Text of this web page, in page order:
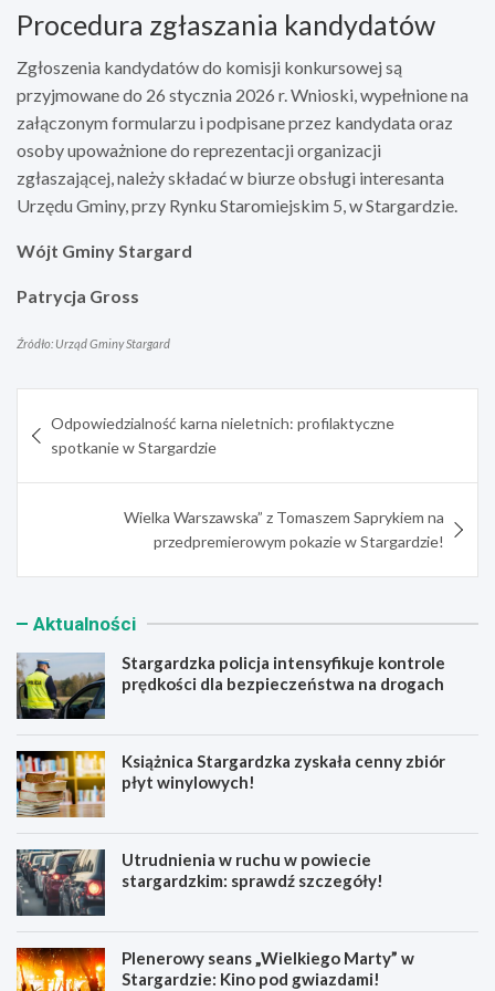
Procedura zgłaszania kandydatów
Zgłoszenia kandydatów do komisji konkursowej są
przyjmowane do 26 stycznia 2026 r. Wnioski, wypełnione na
załączonym formularzu i podpisane przez kandydata oraz
osoby upoważnione do reprezentacji organizacji
zgłaszającej, należy składać w biurze obsługi interesanta
Urzędu Gminy, przy Rynku Staromiejskim 5, w Stargardzie.
Wójt Gminy Stargard
Patrycja Gross
Źródło: Urząd Gminy Stargard
wpisu
Odpowiedzialność karna nieletnich: profilaktyczne
spotkanie w Stargardzie
Wielka Warszawska” z Tomaszem Saprykiem na
przedpremierowym pokazie w Stargardzie!
Aktualności
Stargardzka policja intensyfikuje kontrole
prędkości dla bezpieczeństwa na drogach
Książnica Stargardzka zyskała cenny zbiór
płyt winylowych!
Utrudnienia w ruchu w powiecie
stargardzkim: sprawdź szczegóły!
Plenerowy seans „Wielkiego Marty” w
Stargardzie: Kino pod gwiazdami!